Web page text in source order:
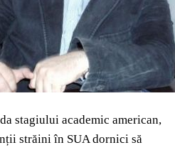
stagiului academic american,
străini în SUA dornici să